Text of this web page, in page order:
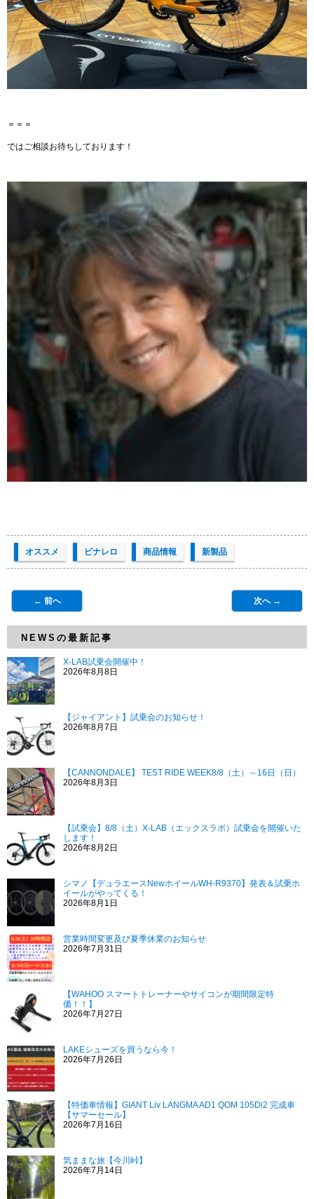
＝＝＝
ではご相談お待ちしております！
オススメ ピナレロ 商品情報 新製品
← 前へ 次へ →
NEWSの最新記事
X-LAB試乗会開催中！
2026年8月8日
【ジャイアント】試乗会のお知らせ！
2026年8月7日
【CANNONDALE】 TEST RIDE WEEK8/8（土）～16日（日）
2026年8月3日
【試乗会】8/8（土）X-LAB（エックスラボ）試乗会を開催いた
します！
2026年8月2日
シマノ【デュラエースNewホイールWH-R9370】発表＆試乗ホ
イールがやってくる！
2026年8月1日
営業時間変更及び夏季休業のお知らせ
2026年7月31日
【WAHOO スマートトレーナーやサイコンが期間限定特
価！！】
2026年7月27日
LAKEシューズを買うなら今！
2026年7月26日
【特価車情報】GIANT Liv LANGMA AD1 QOM 105Di2 完成車
【サマーセール】
2026年7月16日
気ままな旅【今川峠】
2026年7月14日